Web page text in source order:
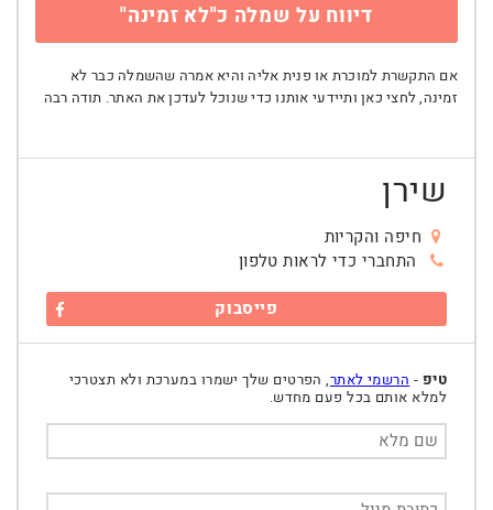
דיווח על שמלה כ"לא זמינה"
אם התקשרת למוכרת או פנית אליה והיא אמרה שהשמלה כבר לא
זמינה, לחצי כאן ותיידעי אותנו כדי שנוכל לעדכן את האתר. תודה רבה
שירן
חיפה והקריות
התחברי כדי לראות טלפון
פייסבוק
טיפ - הרשמי לאתר, הפרטים שלך ישמרו במערכת ולא תצטרכי
למלא אותם בכל פעם מחדש.